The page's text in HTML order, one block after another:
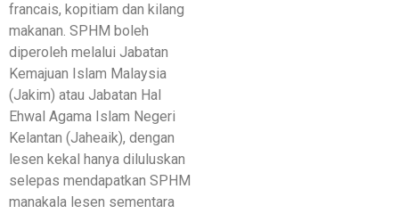
francais, kopitiam dan kilang
makanan. SPHM boleh
diperoleh melalui Jabatan
Kemajuan Islam Malaysia
(Jakim) atau Jabatan Hal
Ehwal Agama Islam Negeri
Kelantan (Jaheaik), dengan
lesen kekal hanya diluluskan
selepas mendapatkan SPHM
manakala lesen sementara